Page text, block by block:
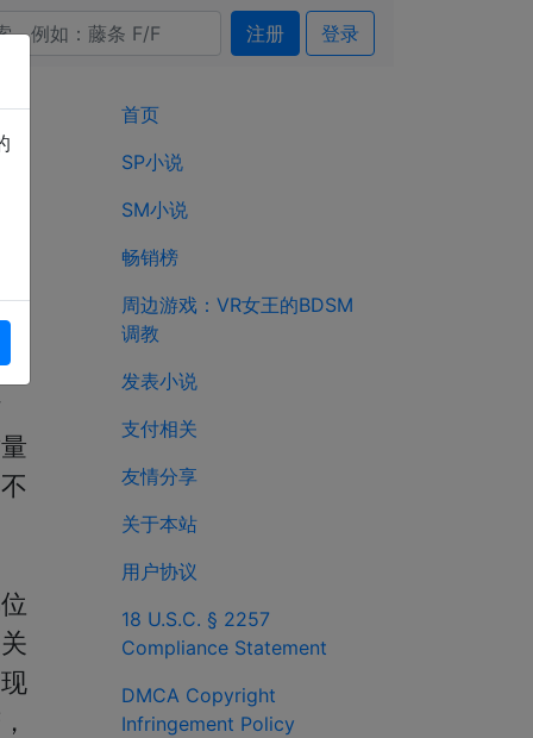
注册 登录
首页
SP小说
SM小说
畅销榜
周边游戏：VR女王的BDSM
调教
发表小说
支付相关
友情分享
关于本站
用户协议
18 U.S.C. § 2257
Compliance Statement
DMCA Copyright
Infringement Policy